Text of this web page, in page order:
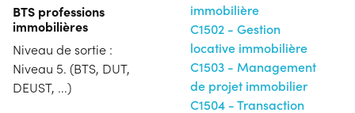
BTS professions
immobilières
Niveau de sortie :
Niveau 5. (BTS, DUT,
DEUST, ...)
immobilière
C1502 - Gestion
locative immobilière
C1503 - Management
de projet immobilier
C1504 - Transaction